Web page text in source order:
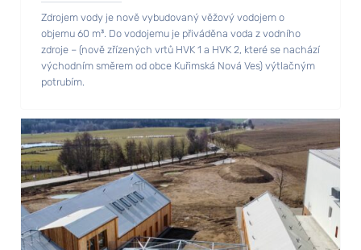
Zdrojem vody je nově vybudovaný věžový vodojem o
objemu 60 m³. Do vodojemu je přiváděna voda z vodního
zdroje – (nově zřízených vrtů HVK 1 a HVK 2, které se nachází
východním směrem od obce Kuřimská Nová Ves) výtlačným
potrubím.